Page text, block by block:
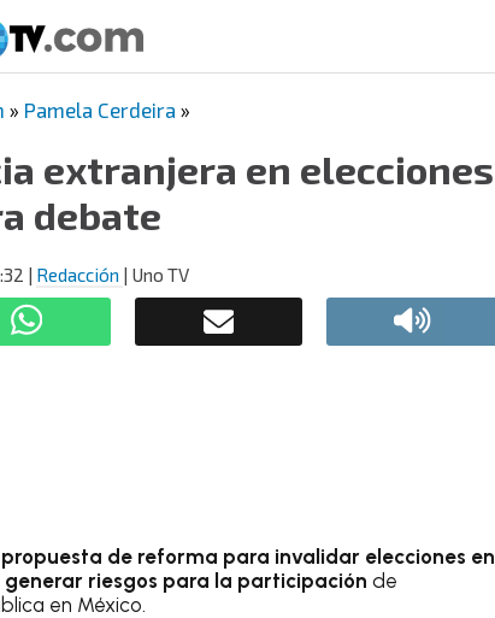
» Pamela Cerdeira »
extranjera en elecciones
debate
| Redacción | Uno TV
de reforma para invalidar elecciones en
riesgos para la participación de
en México.